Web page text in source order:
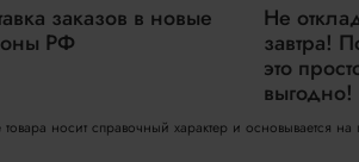
заказов в новые
РФ
Не
завтра!
это
выгодно!
носит справочный характер и основывается